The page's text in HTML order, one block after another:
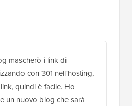
mascherò i link di
con 301 nell'hosting,
quindi è facile. Ho
un nuovo blog che sarà